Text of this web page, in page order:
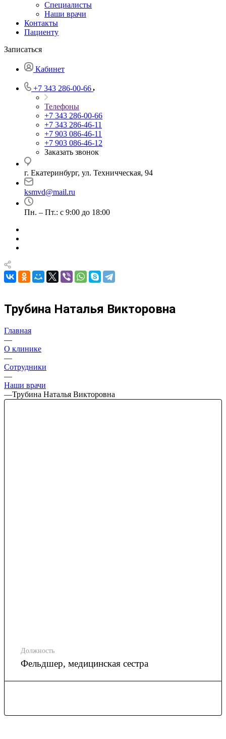
Специалисты
Наши врачи
Контакты
Пациенту
Записаться
Кабинет
+7 343 286-00-66
Телефоны
+7 343 286-00-66
+7 343 286-46-11
+7 903 086-46-11
+7 903 086-46-12
Заказать звонок
г. Екатеринбург, ул. Техничческая, 94
ksmvd@mail.ru
Пн. – Пт.: с 9:00 до 18:00
Трубина Наталья Викторовна
Главная
—
О клинике
—
Сотрудники
—
Наши врачи
—Трубина Наталья Викторовна
Должность
Фельдшер, медицинская сестра